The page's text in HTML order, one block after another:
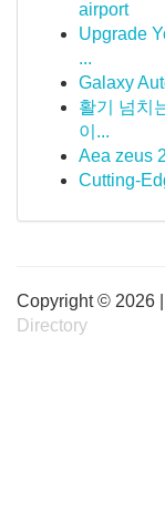
airport
Upgrade
...
Galaxy
활기 넘치
이...
Aea zeus
Cutting-
Copyright © 2026 |
Directory